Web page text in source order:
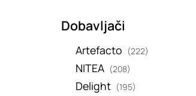
Dobavljači
Artefacto (222)
NITEA (208)
Delight (195)